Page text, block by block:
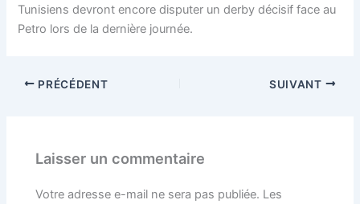
Tunisiens devront encore disputer un derby décisif face au
Petro lors de la dernière journée.
PRÉCÉDENT SUIVANT
Laisser un commentaire
Votre adresse e-mail ne sera pas publiée. Les